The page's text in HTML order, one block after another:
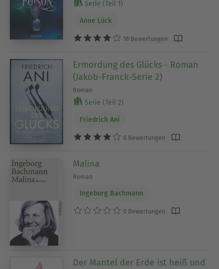
Serie (Teil 1)
Anne Lück
18 Bewertungen
Ermordung des Glücks - Roman
(Jakob-Franck-Serie 2)
Roman
Serie (Teil 2)
Friedrich Ani
8 Bewertungen
Malina
Roman
Ingeborg Bachmann
0 Bewertungen
Der Mantel der Erde ist heiß und